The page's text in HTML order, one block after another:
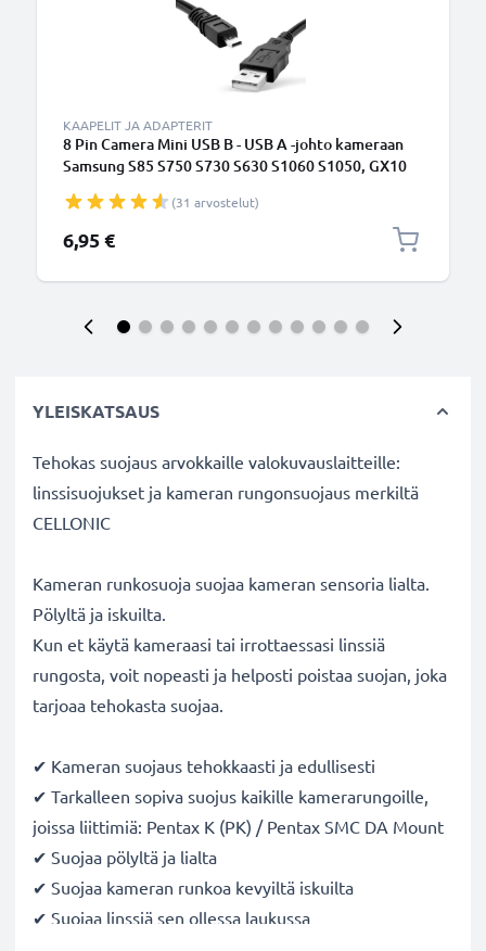
KAAPELIT JA ADAPTERIT
8 Pin Camera Mini USB B - USB A -johto kameraan
Samsung S85 S750 S730 S630 S1060 S1050, GX10
kamerajohto EA-CB08U12,AD81-00735A,
tuotemerkiltä CELLONIC
(31 arvostelut)
6,95 €
YLEISKATSAUS
Tehokas suojaus arvokkaille valokuvauslaitteille:
linssisuojukset ja kameran rungonsuojaus merkiltä
CELLONIC
Kameran runkosuoja suojaa kameran sensoria lialta.
Pölyltä ja iskuilta.
Kun et käytä kameraasi tai irrottaessasi linssiä
rungosta, voit nopeasti ja helposti poistaa suojan, joka
tarjoaa tehokasta suojaa.
✔ Kameran suojaus tehokkaasti ja edullisesti
✔ Tarkalleen sopiva suojus kaikille kamerarungoille,
joissa liittimiä: Pentax K (PK) / Pentax SMC DA Mount
✔ Suojaa pölyltä ja lialta
✔ Suojaa kameran runkoa kevyiltä iskuilta
✔ Suojaa linssiä sen ollessa laukussa